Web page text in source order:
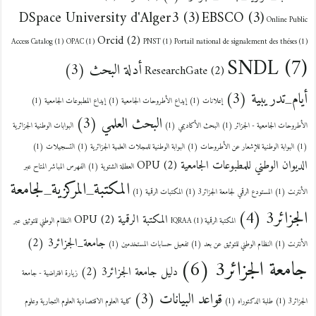
DSpace University d'Alger3 (3)EBSCO (3) Online Public
Access Catalog(1) OPAC(1) Orcid(2) PNST(1) Portail national de signalement des théses(1)
ResearchGate(2) SNDL(7) أدلة البحث (3)
أيام_تدريبية (3) إعلانات (1) إيداع الأطروحات الجامعية (1) إيداع المطبوعات الجامعية (1)
الأطروحات الجامعية - الجزائر(1) البحث الأكاديمي (1) البحث العلمي (3)
البوابات الوطنية الجزائرية
(1)
البوابة الوطنية للإشعار عن الأطروحات (1) البوابة الوطنية للمجلات العلمية الجزائرية (1) التسجيلات (1)
الديوان الوطني للمطبوعات الجامعية OPU (2) العطلة الشتوية (1)
الفهرس المباشر المتاح عبر
الأنترنت (1) المستودع الرقمي لجامعة الجزائر3 (1) المكتبات الرقمية (1)
المكتبة_المركزية_لجامعة
الجزائر3 (4) المكتبة الرقمية IQRAA(1) المكتبة الرقمية OPU (2)
النظام الوطني للتوثيق عبر
الأنترنت (1) النظام الوطني للتوثيق عن بعد (1) تفعيل حسابات المستخدمين (1) جامعة_الجزائر3 (2)
جامعة الجزائر3 (6) دليل جامعة الجزائر3 (2) زيارة افتراضية - جامعة
الجزائر3 (1) طلبة الدكتوراه (1) قواعد البيانات (3)
كلية العلوم الاقتصادية العلوم التجارية وعلوم